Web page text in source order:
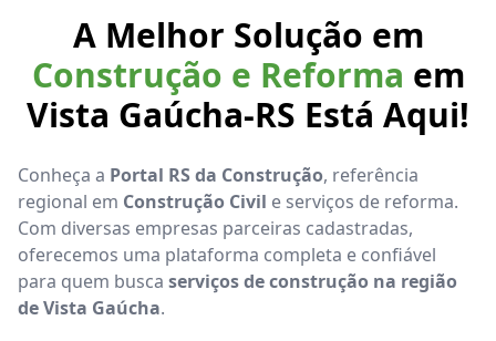
A Melhor Solução em
Construção e Reforma em
Vista Gaúcha-RS Está Aqui!
Conheça a Portal RS da Construção, referência
regional em Construção Civil e serviços de reforma.
Com diversas empresas parceiras cadastradas,
oferecemos uma plataforma completa e confiável
para quem busca serviços de construção na região
de Vista Gaúcha.